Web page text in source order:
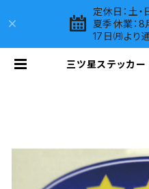
定休日：土・
夏季休業：
17日㈪より
三ツ星ステッカ